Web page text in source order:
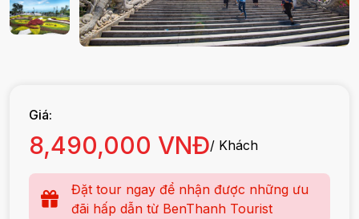
Giá:
8,490,000 VNĐ/ Khách
Đặt tour ngay để nhận được những ưu
đãi hấp dẫn từ BenThanh Tourist